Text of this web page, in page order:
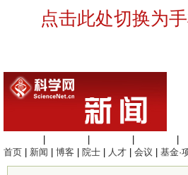
点击此处切换为
首页
新闻 博客 院士 人才 会议 基金·